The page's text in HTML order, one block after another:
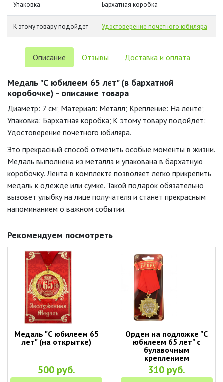
Упаковка Бархатная коробка
К этому товару подойдёт Удостоверение почётного юбиляра
Описание Отзывы Доставка и оплата
Медаль "С юбилеем 65 лет" (в бархатной
коробочке) - описание товара
Диаметр: 7 см; Материал: Металл; Крепление: На ленте;
Упаковка: Бархатная коробка; К этому товару подойдёт:
Удостоверение почётного юбиляра.
Это прекрасный способ отметить особые моменты в жизни.
Медаль выполнена из металла и упакована в бархатную
коробочку. Лента в комплекте позволяет легко прикрепить
медаль к одежде или сумке. Такой подарок обязательно
вызовет улыбку на лице получателя и станет прекрасным
напоминанием о важном событии.
Рекомендуем посмотреть
Медаль "С юбилеем 65
лет" (на открытке)
500 руб.
Орден на подложке "С
юбилеем 65 лет" с
булавочным
креплением
310 руб.